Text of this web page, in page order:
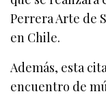
Perrera Arte de
en Chile.
Además, esta
encuentro de